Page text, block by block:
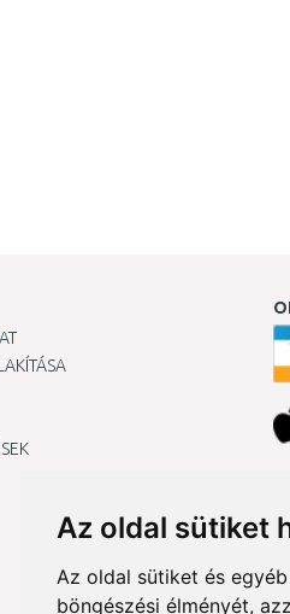
Az oldal sütiket
Az oldal sütiket és
böngészési élményét,